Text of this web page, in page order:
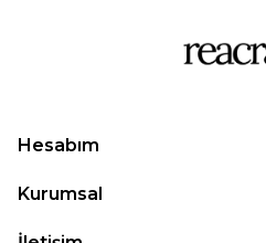
Hesabım
Kurumsal